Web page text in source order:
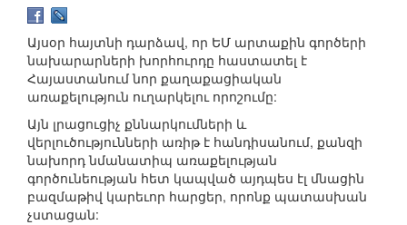
Այսօր հայտնի դարձավ, որ ԵՄ արտաքին գործերի
նախարարների խորհուրդը հաստատել է
Հայաստանում նոր քաղաքացիական
առաքելություն ուղարկելու որոշումը:
Այն լրացուցիչ քննարկումների և
վերլուծությունների առիթ է հանդիսանում, քանզի
նախորդ նմանատիպ առաքելության
գործունեության հետ կապված այդպես էլ մնացին
բազմաթիվ կարեւոր հարցեր, որոնք պատասխան
չստացան: